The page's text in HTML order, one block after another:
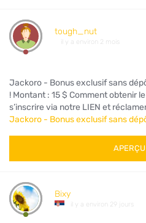
tough_nut
il y a environ 2 mois
Jackoro - Bonus exclusif sans
! Montant : 15 $ Comment obtenir
s’inscrire via notre LIEN et
Jackoro - Bonus exclusif sans
APERÇU
Bixy
il y a environ 29 jours